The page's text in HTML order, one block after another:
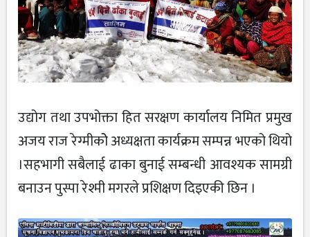
उद्योग तथा उपभोक्ता हित सरक्षण कार्यालय निमित प्रमुख
अजय राज रेग्मीकोे अध्यक्षता कार्यक्रम सम्पन्न भएको थियो
।सहभागी सबैलाई ढाका बुनाई सम्बन्धी आवश्यक सामग्री
बनाउन पुस्पा रेश्मी मगरले प्रशिक्षण दिइएकी छिन ।